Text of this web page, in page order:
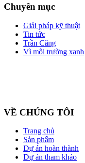
Chuyên mục
Giải pháp kỹ thuật
Tin tức
Trần Căng
Vì môi trường xanh
VỀ CHÚNG TÔI
Trang chủ
Sản phẩm
Dự án hoàn thành
Dự án tham khảo